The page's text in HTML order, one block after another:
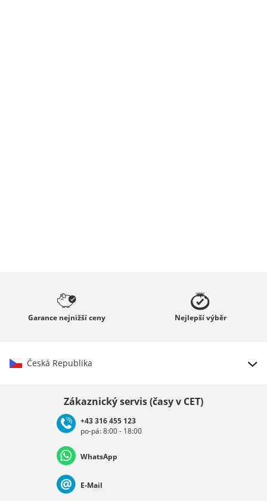
Garance nejnižší ceny Nejlepšívýběr
Česká Republika
Deutschland Österreich
Zákaznický servis (časy v CET)
+43 316 455 123
po-pá: 8:00 - 18:00
WhatsApp
E-Mail